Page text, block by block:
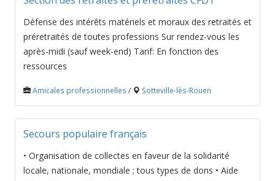
Défense des intérêts matériels et moraux des retraités et
préretraités de toutes professions Sur rendez-vous les
après-midi (sauf week-end) Tarif: En fonction des
ressources
Amicales professionnelles / Sotteville-lès-Rouen
Secours populaire français
• Organisation de collectes en faveur de la solidarité
locale, nationale, mondiale ; tous types de dons • Aide